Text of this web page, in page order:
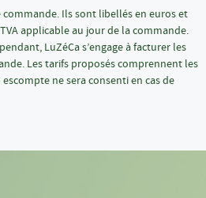
Ils sont libellés en euros et
applicable au jour de la commande.
LuZéCa s’engage à facturer les
Les tarifs proposés comprennent les
ne sera consenti en cas de